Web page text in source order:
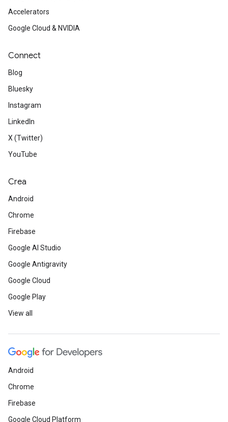
Accelerators
Google Cloud & NVIDIA
Connect
Blog
Bluesky
Instagram
LinkedIn
X (Twitter)
YouTube
Crea
Android
Chrome
Firebase
Google AI Studio
Google Antigravity
Google Cloud
Google Play
View all
Android
Chrome
Firebase
Google Cloud Platform